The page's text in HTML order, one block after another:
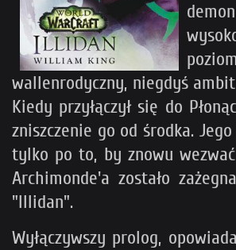
wallenrodyczny, niegdyś
Kiedy przyłączył się do
zniszczenie go od środka.
tylko po to, by znowu
Archimonde'a zostało
"Illidan".
Wyłączywszy prolog,